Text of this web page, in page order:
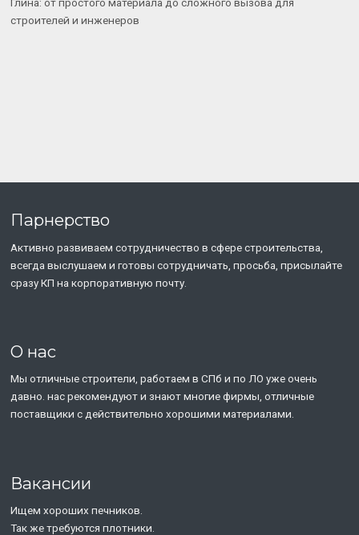
Глина: от простого материала до сложного вызова для
строителей и инженеров
Парнерство
Активно развиваем сотрудничество в сфере строительства,
всегда выслушаем и готовы сотрудничать, просьба, присылайте
сразу КП на корпоративную почту.
О нас
Мы отличные строители, работаем в СПб и по ЛО уже очень
давно. нас рекомендуют и знают многие фирмы, отличные
поставщики с действительно хорошими материалами.
Вакансии
Ищем хороших печников.
Так же требуются плотники.